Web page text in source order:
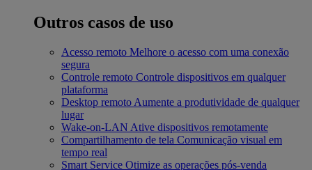
Outros casos de uso
Acesso remoto Melhore o acesso com uma conexão
segura
Controle remoto Controle dispositivos em qualquer
plataforma
Desktop remoto Aumente a produtividade de qualquer
lugar
Wake-on-LAN Ative dispositivos remotamente
Compartilhamento de tela Comunicação visual em
tempo real
Smart Service Otimize as operações pós-venda